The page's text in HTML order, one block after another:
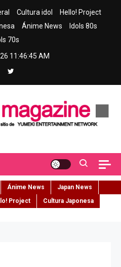
Cultura idol
Hello! Project
Ánime News
Idols 80s
70s
11:46:46 AM
Ánime News
Japan News
Project
Cultura Japonesa